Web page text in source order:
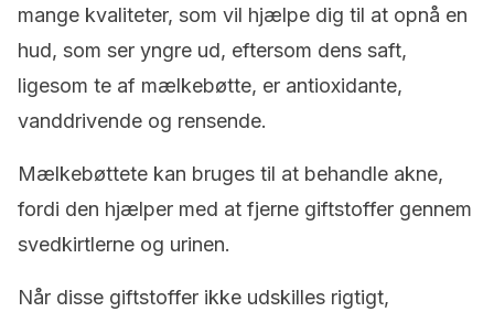
mange kvaliteter, som vil hjælpe dig til at opnå en
hud, som ser yngre ud, eftersom dens saft,
ligesom te af mælkebøtte, er antioxidante,
vanddrivende og rensende.
Mælkebøttete kan bruges til at behandle akne,
fordi den hjælper med at fjerne giftstoffer gennem
svedkirtlerne og urinen.
Når disse giftstoffer ikke udskilles rigtigt,